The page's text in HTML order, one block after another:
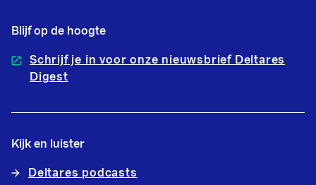
Blijf op de hoogte
Schrijf je in voor onze nieuwsbrief Deltares
Digest
Kijk en luister
Deltares podcasts